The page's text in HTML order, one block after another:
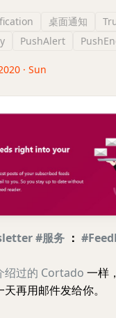
桌面通知
PushAlert
· Sun
#服务 ：
绍过的 Cortado 一样
再用邮件发给你。